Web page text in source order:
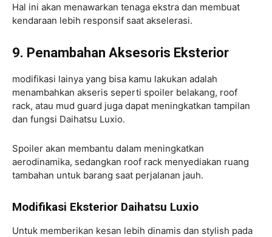
Hal ini akan menawarkan tenaga ekstra dan membuat
kendaraan lebih responsif saat akselerasi.
9. Penambahan Aksesoris Eksterior
modifikasi lainya yang bisa kamu lakukan adalah
menambahkan akseris seperti spoiler belakang, roof
rack, atau mud guard juga dapat meningkatkan tampilan
dan fungsi Daihatsu Luxio.
Spoiler akan membantu dalam meningkatkan
aerodinamika, sedangkan roof rack menyediakan ruang
tambahan untuk barang saat perjalanan jauh.
Modifikasi Eksterior Daihatsu Luxio
Untuk memberikan kesan lebih dinamis dan stylish pada